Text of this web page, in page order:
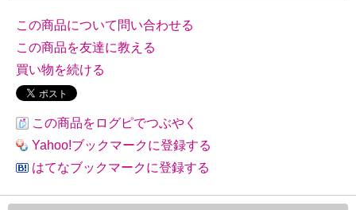
この商品について問い合わせる
この商品を友達に教える
買い物を続ける
この商品をログピでつぶやく
Yahoo!ブックマークに登録する
はてなブックマークに登録する